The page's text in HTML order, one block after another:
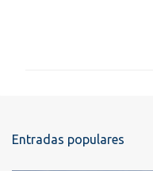
t
Entradas populares